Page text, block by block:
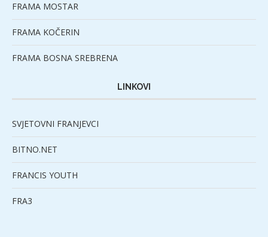
FRAMA MOSTAR
FRAMA KOČERIN
FRAMA BOSNA SREBRENA
LINKOVI
SVJETOVNI FRANJEVCI
BITNO.NET
FRANCIS YOUTH
FRA3